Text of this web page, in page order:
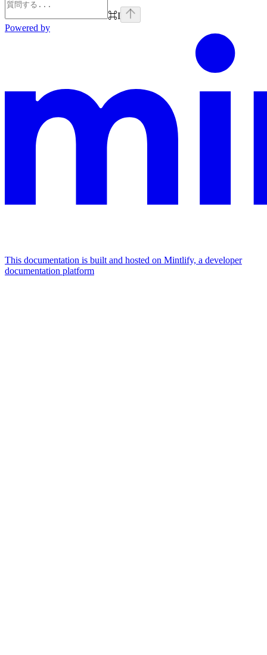
⌘I
Powered by
This documentation is built and hosted on Mintlify, a developer
documentation platform